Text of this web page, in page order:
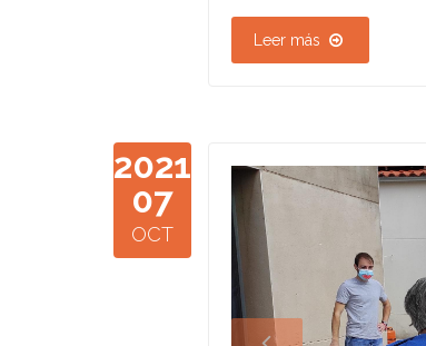
Leer más
2021
07
OCT